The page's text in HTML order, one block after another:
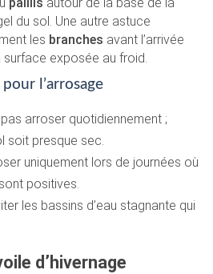
du sol. Une autre astuce
les branches avant l’arrivée
surface exposée au froid.
l’arrosage
arroser quotidiennement ;
soit presque sec.
uniquement lors de journées où
positives.
les bassins d’eau stagnante qui
d’hivernage